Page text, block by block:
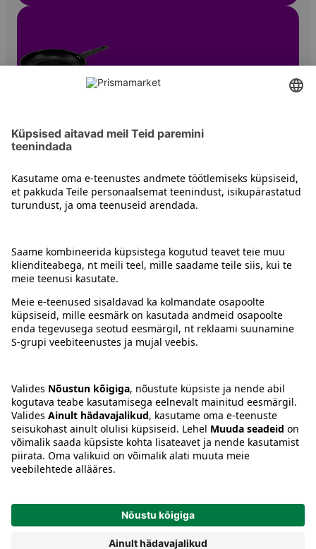
Prae- ja haudepannid
Juhised
Tingimused
Keel:ETENRU